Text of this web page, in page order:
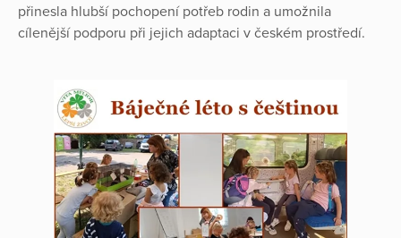
přinesla hlubší pochopení potřeb rodin a umožnila
cílenější podporu při jejich adaptaci v českém prostředí.